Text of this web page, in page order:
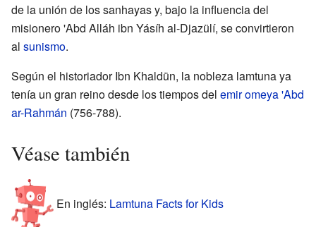
de la unión de los sanhayas y, bajo la influencia del
misionero 'Abd Alláh ibn Yásíh al-Djazülí, se convirtieron
al sunismo.
Según el historiador Ibn Khaldün, la nobleza lamtuna ya
tenía un gran reino desde los tiempos del emir omeya 'Abd
ar-Rahmán (756-788).
Véase también
En inglés: Lamtuna Facts for Kids